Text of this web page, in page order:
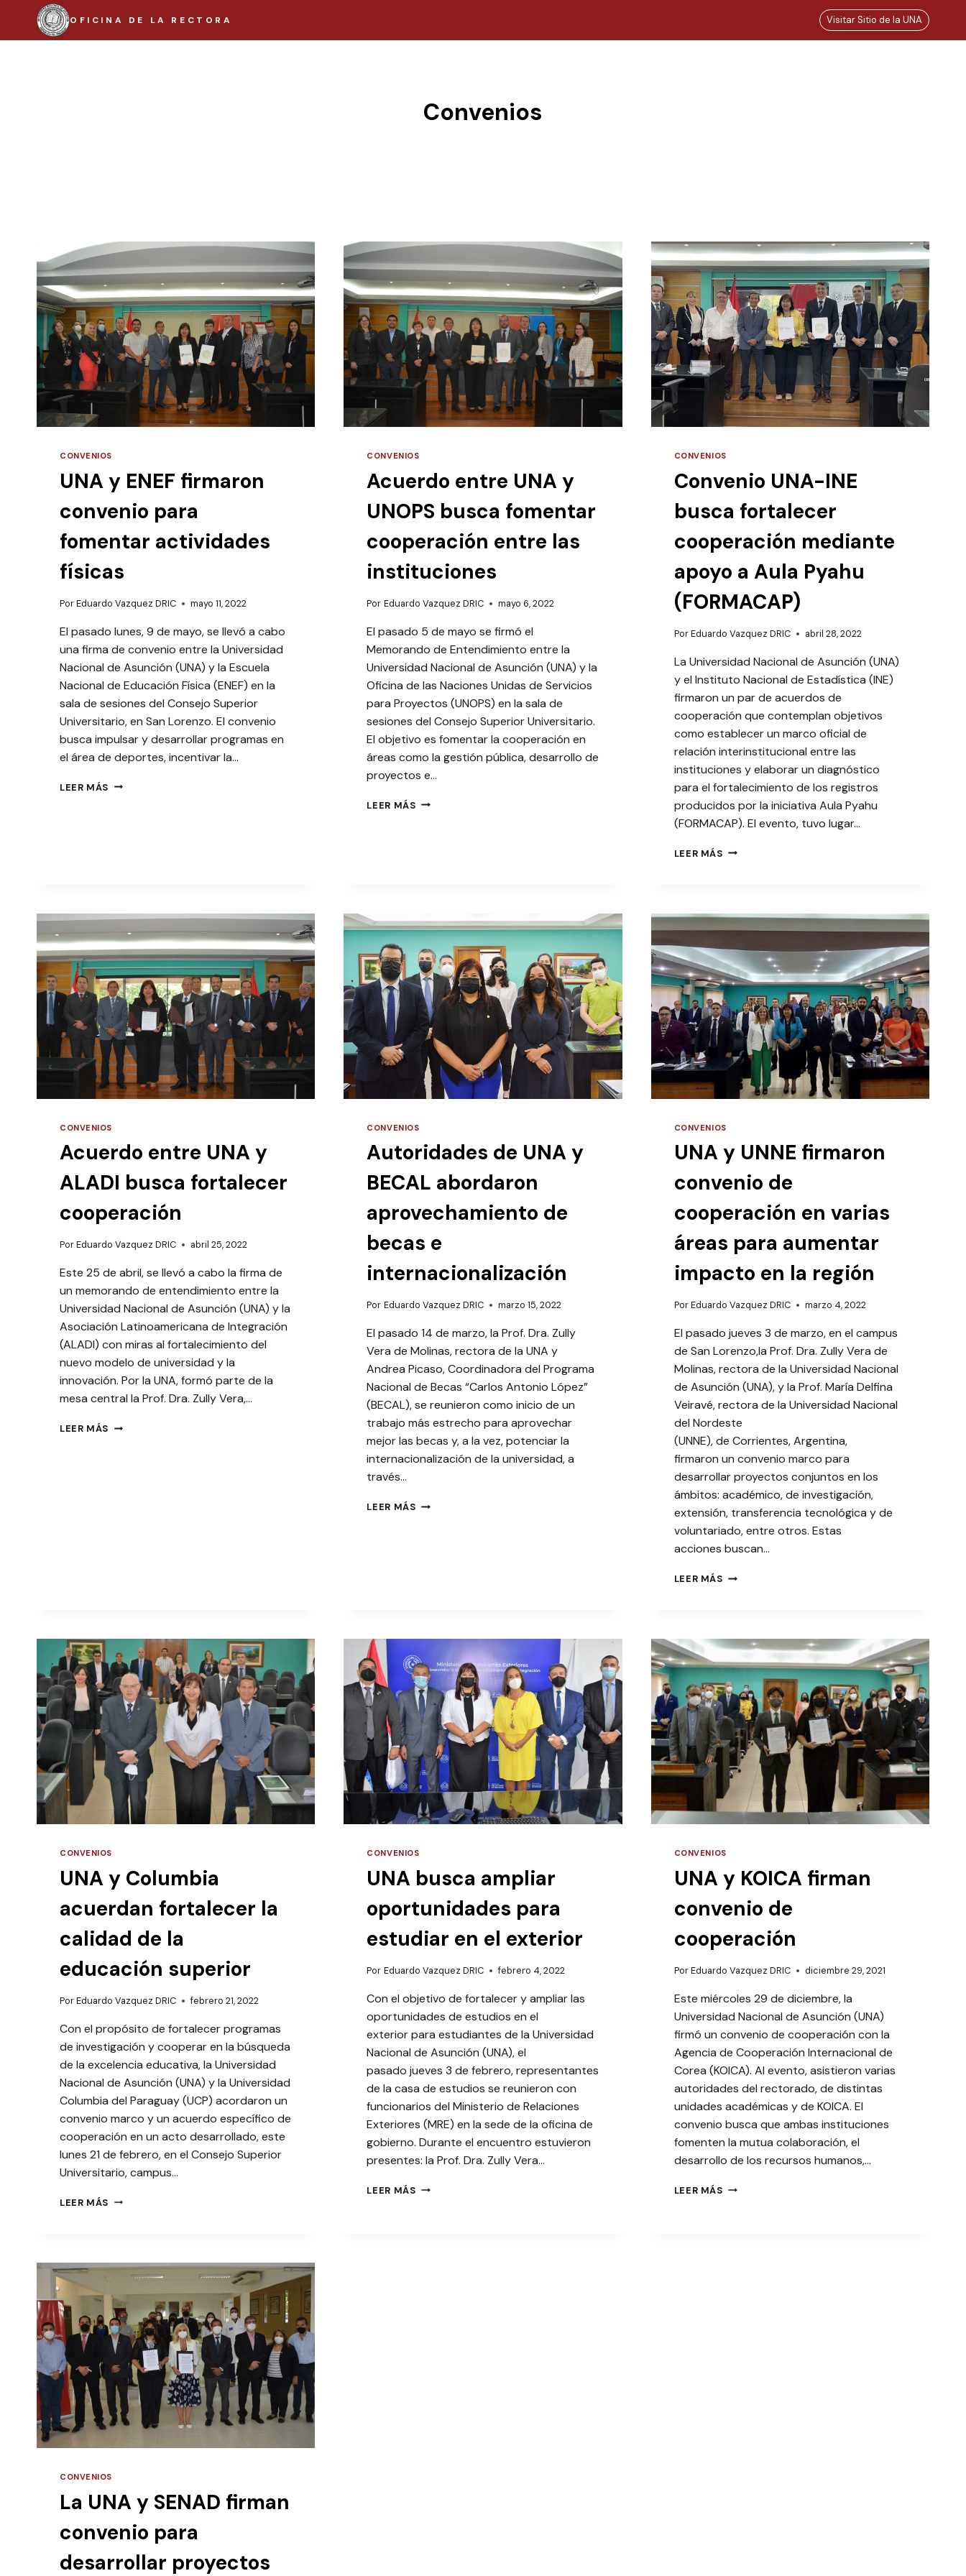
contenido
OFICINA DE LA RECTORA Visitar Sitio de la UNA
Convenios
CONVENIOS
UNA y ENEF firmaron
convenio para
fomentar actividades
físicas
PorEduardo Vazquez DRIC mayo 11, 2022
El pasado lunes, 9 de mayo, se llevó a cabo
una firma de convenio entre la Universidad
Nacional de Asunción (UNA) y la Escuela
Nacional de Educación Física (ENEF) en la
sala de sesiones del Consejo Superior
Universitario, en San Lorenzo. El convenio
busca impulsar y desarrollar programas en
el área de deportes, incentivar la…
LEER MÁS UNA
CONVENIOS
Acuerdo entre UNA y
UNOPS busca fomentar
cooperación entre las
instituciones
Por Eduardo Vazquez DRIC mayo 6, 2022
El pasado 5 de mayo se firmó el
Memorando de Entendimiento entre la
Universidad Nacional de Asunción (UNA) y la
Oficina de las Naciones Unidas de Servicios
para Proyectos (UNOPS) en la sala de
sesiones del Consejo Superior Universitario.
El objetivo es fomentar la cooperación en
áreas como la gestión pública, desarrollo de
proyectos e…
LEER MÁS ACUERDO
LAS
INSTITUCIONES
CONVENIOS
Convenio UNA-INE
busca fortalecer
cooperación mediante
apoyo a Aula Pyahu
(FORMACAP)
PorEduardo Vazquez DRIC abril 28, 2022
La Universidad Nacional de Asunción (UNA)
y el Instituto Nacional de Estadística (INE)
firmaron un par de acuerdos de
cooperación que contemplan objetivos
como establecer un marco oficial de
relación interinstitucional entre las
instituciones y elaborar un diagnóstico
para el fortalecimiento de los registros
producidos por la iniciativa Aula Pyahu
(FORMACAP). El evento, tuvo lugar…
LEER MÁS CONVENIO
COOPERACIÓN
APOYO
A
AULA
PYAHU
(FORMACAP)
CONVENIOS
Acuerdo entre UNA y
ALADI busca fortalecer
cooperación
PorEduardo Vazquez DRIC abril 25, 2022
Este 25 de abril, se llevó a cabo la firma de
un memorando de entendimiento entre la
Universidad Nacional de Asunción (UNA) y la
Asociación Latinoamericana de Integración
(ALADI) con miras al fortalecimiento del
nuevo modelo de universidad y la
innovación. Por la UNA, formó parte de la
mesa central la Prof. Dra. Zully Vera,…
LEER MÁS ACUERDO
CONVENIOS
Autoridades de UNA y
BECAL abordaron
aprovechamiento de
becas e
internacionalización
Por Eduardo Vazquez DRIC marzo 15, 2022
El pasado 14 de marzo, la Prof. Dra. Zully
Vera de Molinas, rectora de la UNA y
Andrea Picaso, Coordinadora del Programa
Nacional de Becas “Carlos Antonio López”
(BECAL), se reunieron como inicio de un
trabajo más estrecho para aprovechar
mejor las becas y, a la vez, potenciar la
internacionalización de la universidad, a
través…
LEER MÁS AUTORIDADES
INTERNACIONALIZACIÓN
CONVENIOS
UNA y UNNE firmaron
convenio de
cooperación en varias
áreas para aumentar
impacto en la región
PorEduardo Vazquez DRIC marzo 4, 2022
El pasado jueves 3 de marzo, en el campus
de San Lorenzo,la Prof. Dra. Zully Vera de
Molinas, rectora de la Universidad Nacional
de Asunción (UNA), y la Prof. María Delfina
Veiravé, rectora de la Universidad Nacional
del Nordeste
(UNNE), de Corrientes, Argentina,
firmaron un convenio marco para
desarrollar proyectos conjuntos en los
ámbitos: académico, de investigación,
extensión, transferencia tecnológica y de
voluntariado, entre otros. Estas
acciones buscan…
LEER MÁS UNA
DE
COOPERACIÓN
EN
VARIAS
ÁREAS
PARA
AUMENTAR
IMPACTO
LA
REGIÓN
CONVENIOS
UNA y Columbia
acuerdan fortalecer la
calidad de la
educación superior
PorEduardo Vazquez DRIC febrero 21, 2022
Con el propósito de fortalecer programas
de investigación y cooperar en la búsqueda
de la excelencia educativa, la Universidad
Nacional de Asunción (UNA) y la Universidad
Columbia del Paraguay (UCP) acordaron un
convenio marco y un acuerdo específico de
cooperación en un acto desarrollado, este
lunes 21 de febrero, en el Consejo Superior
Universitario, campus…
LEER MÁS UNA
LA
DE
LA
EDUCACIÓN
SUPERIOR
CONVENIOS
UNA busca ampliar
oportunidades para
estudiar en el exterior
Por Eduardo Vazquez DRIC febrero 4, 2022
Con el objetivo de fortalecer y ampliar las
oportunidades de estudios en el
exterior para estudiantes de la Universidad
Nacional de Asunción (UNA), el
pasado jueves 3 de febrero, representantes
de la casa de estudios se reunieron con
funcionarios del Ministerio de Relaciones
Exteriores (MRE) en la sede de la oficina de
gobierno. Durante el encuentro estuvieron
presentes: la Prof. Dra. Zully Vera…
LEER MÁS UNA
CONVENIOS
UNA y KOICA firman
convenio de
cooperación
PorEduardo Vazquez DRIC diciembre 29, 2021
Este miércoles 29 de diciembre, la
Universidad Nacional de Asunción (UNA)
firmó un convenio de cooperación con la
Agencia de Cooperación Internacional de
Corea (KOICA). Al evento, asistieron varias
autoridades del rectorado, de distintas
unidades académicas y de KOICA. El
convenio busca que ambas instituciones
fomenten la mutua colaboración, el
desarrollo de los recursos humanos,…
LEER MÁS UNA
CONVENIOS
La UNA y SENAD firman
convenio para
desarrollar proyectos